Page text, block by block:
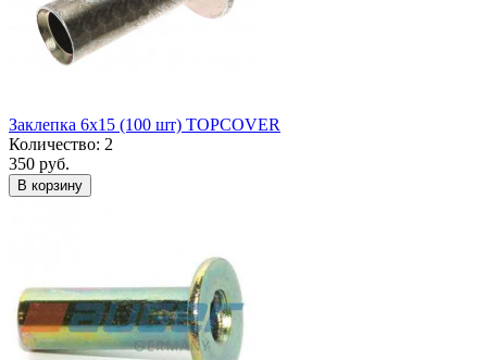
Заклепка 6x15 (100 шт) TOPCOVER
Количество: 2
350 руб.
В корзину